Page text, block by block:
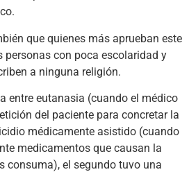
que quienes más aprueban este
personas con poca escolaridad y
a ninguna religión.
entre eutanasia (cuando el médico
del paciente para concretar la
médicamente asistido (cuando
medicamentos que causan la
consuma), el segundo tuvo una